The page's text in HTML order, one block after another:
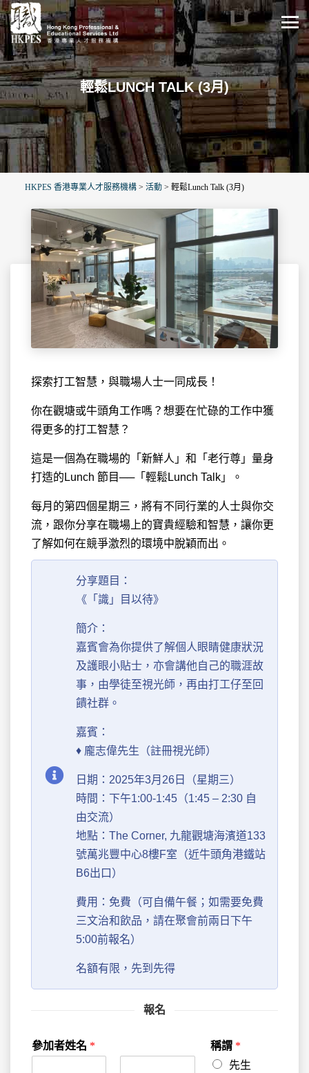
輕鬆LUNCH TALK (3月)
HKPES 香港專業人才服務機構 > 活動 > 輕鬆Lunch Talk (3月)
探索打工智慧，與職場人士一同成長！
你在觀塘或牛頭角工作嗎？想要在忙碌的工作中獲
得更多的打工智慧？
這是一個為在職場的「新鮮人」和「老行尊」量身
打造的Lunch 節目──「輕鬆Lunch Talk」。
每月的第四個星期三，將有不同行業的人士與你交
流，跟你分享在職場上的寶貴經驗和智慧，讓你更
了解如何在競爭激烈的環境中脫穎而出。
分享題目：
《「識」目以待》
簡介：
嘉賓會為你提供了解個人眼睛健康狀況
及護眼小貼士，亦會講他自己的職涯故
事，由學徒至視光師，再由打工仔至回
饋社群。
嘉賓：
♦ 龐志偉先生（註冊視光師）
日期：2025年3月26日（星期三）
時間：下午1:00-1:45（1:45 – 2:30 自
由交流）
地點：The Corner, 九龍觀塘海濱道133
號萬兆豐中心8樓F室（近牛頭角港鐵站
B6出口）
費用：免費（可自備午餐；如需要免費
三文治和飲品，請在聚會前兩日下午
5:00前報名）
名額有限，先到先得
報名
參加者姓名 * 稱謂 *
先生